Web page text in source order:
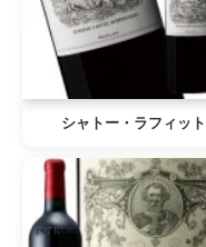
シャトー・ラフィット